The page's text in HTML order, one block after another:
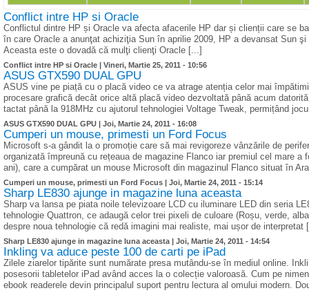
Conflict intre HP si Oracle
Conflictul dintre HP și Oracle va afecta afacerile HP dar și clienții care se
în care Oracle a anunţat achiziţia Sun în aprilie 2009, HP a devansat Sun
Aceasta este o dovadă că mulţi clienţi Oracle [...]
Conflict intre HP si Oracle | Vineri, Martie 25, 2011 - 10:56
ASUS GTX590 DUAL GPU
ASUS vine pe piață cu o placă video ce va atrage atenția celor mai
procesare grafică decât orice altă placă video dezvoltată până acum
tactat până la 918MHz cu ajutorul tehnologiei Voltage Tweak, permițând
ASUS GTX590 DUAL GPU | Joi, Martie 24, 2011 - 16:08
Cumperi un mouse, primesti un Ford Focus
Microsoft s-a gândit la o promoție care să mai revigoreze vânzările de
organizată împreună cu rețeaua de magazine Flanco iar premiul cel mare
ani), care a cumpărat un mouse Microsoft din magazinul Flanco situat în
Cumperi un mouse, primesti un Ford Focus | Joi, Martie 24, 2011 - 15:14
Sharp LE830 ajunge in magazine luna aceasta
Sharp va lansa pe piata noile televizoare LCD cu iluminare LED din seria
tehnologie Quattron, ce adaugă celor trei pixeli de culoare (Roșu, verde,
despre noua tehnologie că redă imagini mai realiste, mai ușor de interpretat
Sharp LE830 ajunge in magazine luna aceasta | Joi, Martie 24, 2011 - 14:54
Inkling va aduce peste 100 de carti pe iPad
Zilele ziarelor tipărite sunt numărate presa mutându-se în mediul online.
posesorii tabletelor iPad având acces la o colecție valoroasă. Cum pe
ebook readerele devin principalul suport pentru lectura al omului modern.